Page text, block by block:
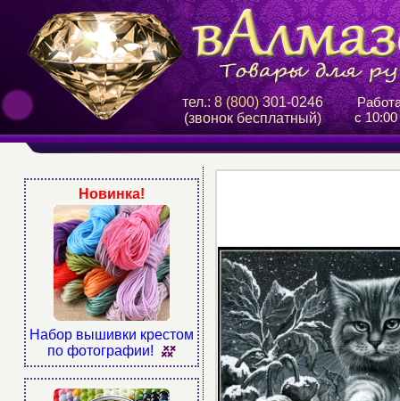
тел.:8 (800)301-0246
(звонок бесплатный)
с
Новинка!
Набор вышивки крестом
по фотографии!